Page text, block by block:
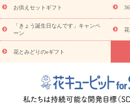
ド
お花の種類 トル
お祝い お祝い・3000円～ お祝
5000円～
お祝い・7000円～ お祝
悔やみ
円～
お供え・お悔やみ・
読み物
いのマナー
定年退職祝いのマナー
花キューピットのお祝いコラ
彩心理学」で選ぶ方法
結婚祝いの予
お供えセットギフト
「きょう誕生日なんです」キャンペ
ーン
花とみどりのeギフト